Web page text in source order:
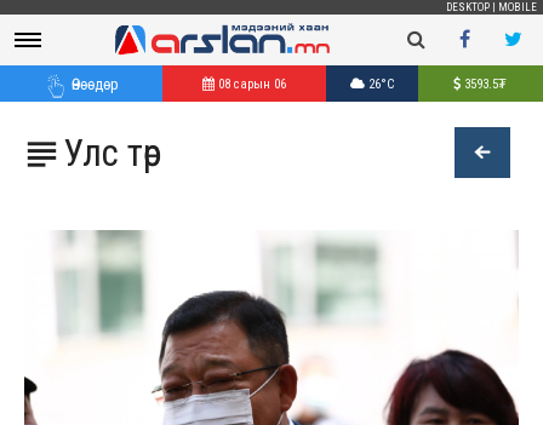
DESKTOP MOBILE
Өнөөдөр 08 сарын 06 26°C 3593.5₮
Улс төр